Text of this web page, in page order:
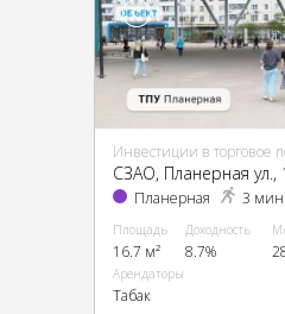
Инвестиции в торговое
CЗАО, Планерная ул.,
Планерная 3 мин
Площадь
16.7 м²
Доходность
8.7%
Арендаторы
Табак